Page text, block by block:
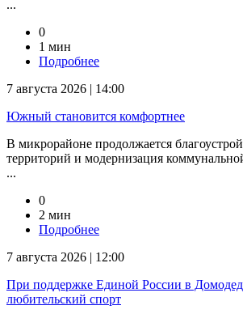
...
0
1 мин
Подробнее
7 августа 2026 | 14:00
Южный становится комфортнее
В микрорайоне продолжается
территорий и модернизация
...
0
2 мин
Подробнее
7 августа 2026 | 12:00
При поддержке Единой России в
любительский спорт